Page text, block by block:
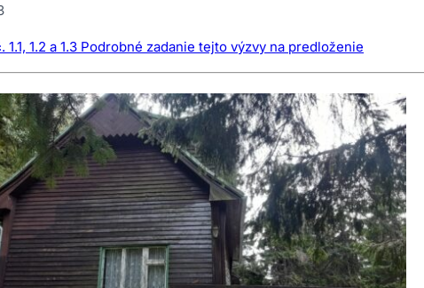
1.2 a 1.3 Podrobné zadanie tejto výzvy na predloženie